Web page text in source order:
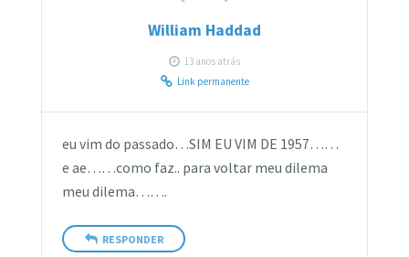
William Haddad
13 anos atrás
Link permanente
eu vim do passado…SIM EU VIM DE 1957……
e ae……como faz.. para voltar meu dilema
meu dilema…….
RESPONDER